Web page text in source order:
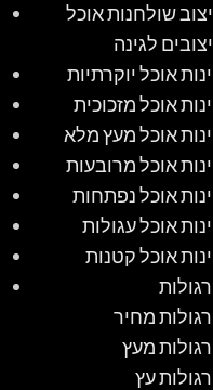
שולחנות אוכל
לגינה
אוכל יוקרתיות
אוכל מזכוכית
אוכל מעץ מלא
אוכל מרובעות
אוכל נפתחות
אוכל עגולות
אוכל קטנות
מחיר
מעץ
עץ